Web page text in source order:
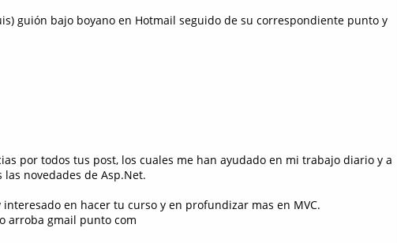
guión bajo boyano en Hotmail seguido de su correspondiente punto y
por todos tus post, los cuales me han ayudado en mi trabajo diario y a
novedades de Asp.Net.
en hacer tu curso y en profundizar mas en MVC.
arroba gmail punto com